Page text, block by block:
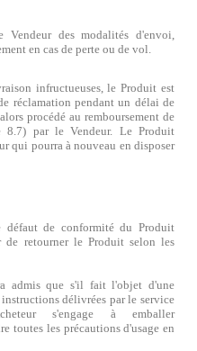
Vendeur des modalités d'envoi,
en cas de perte ou de vol.
infructueuses, le Produit est
réclamation pendant un délai de
procédé au remboursement de
8.7) par le Vendeur. Le Produit
qui pourra à nouveau en disposer
défaut de conformité du Produit
retourner le Produit selon les
admis que s'il fait l'objet d'une
délivrées par le service
s'engage à emballer
toutes les précautions d'usage en